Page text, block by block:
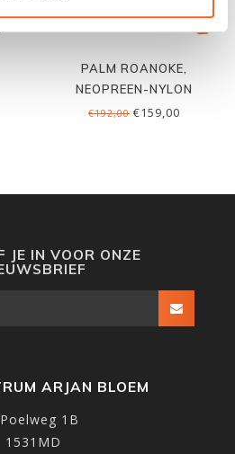
PALM ROANOKE,
NEOPREEN-NYLON
€192,00 €159,00
JE IN VOOR ONZE
ARJAN BLOEM
Poelweg 1B
1531MD